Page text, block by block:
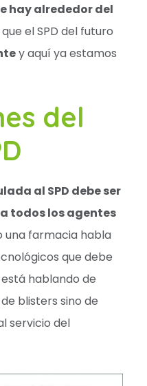
hay alrededor del
el SPD del futuro
y aquí ya estamos
del
al SPD debe ser
todos los agentes
una farmacia habla
que debe
hablando de
blisters sino de
servicio del